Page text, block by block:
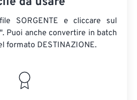
SORGENTE e cliccare sul
Puoi anche convertire in batch
formato DESTINAZIONE.